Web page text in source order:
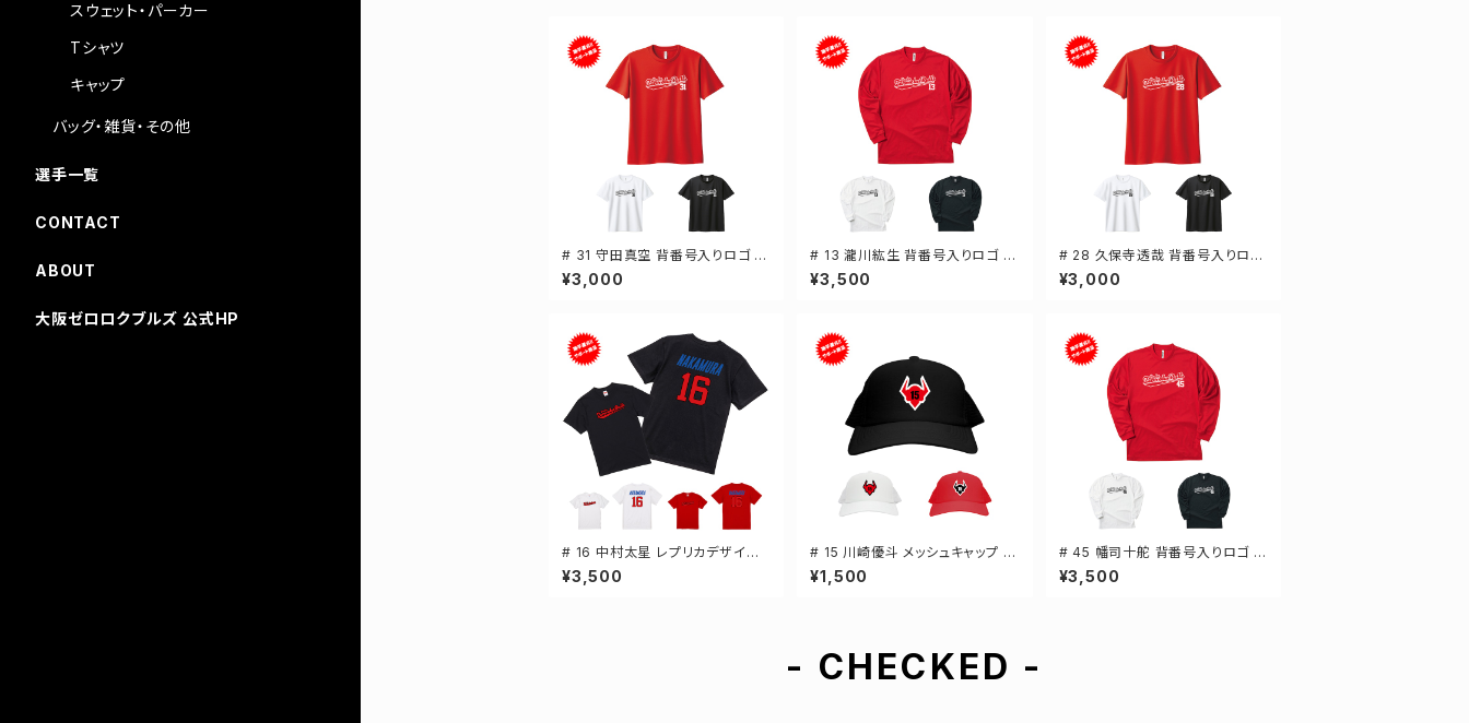
# 31 守田真空 背番号入りロゴ ド
ライTシャツ 半袖 選手還元 3カラ
ー S-5Lサイズ 000300
¥3,000
# 13 瀧川紘生 背番号入りロゴ ド
ライTシャツ 長袖 選手還元 3カラ
ー S-5Lサイズ 000304
¥3,500
# 28 久保寺透哉 背番号入りロゴ
ドライTシャツ 半袖 選手還元 3カ
ラー S-5Lサイズ 000300
¥3,000
# 16 中村太星 レプリカデザイン
3カラー 選手還元 半袖Tシャツ S
-XXXLサイズ 500101
¥3,500
# 15 川崎優斗 メッシュキャップ 選
手還元 3カラー 000700
¥1,500
# 45 幡司十舵 背番号入りロゴ ド
ライTシャツ 長袖 選手還元 3カラ
ー S-5Lサイズ 000304
¥3,500
- CHECKED -
スウェット・パーカー
Tシャツ
キャップ
バッグ・雑貨・その他
選手一覧
CONTACT
ABOUT
大阪ゼロロクブルズ 公式HP